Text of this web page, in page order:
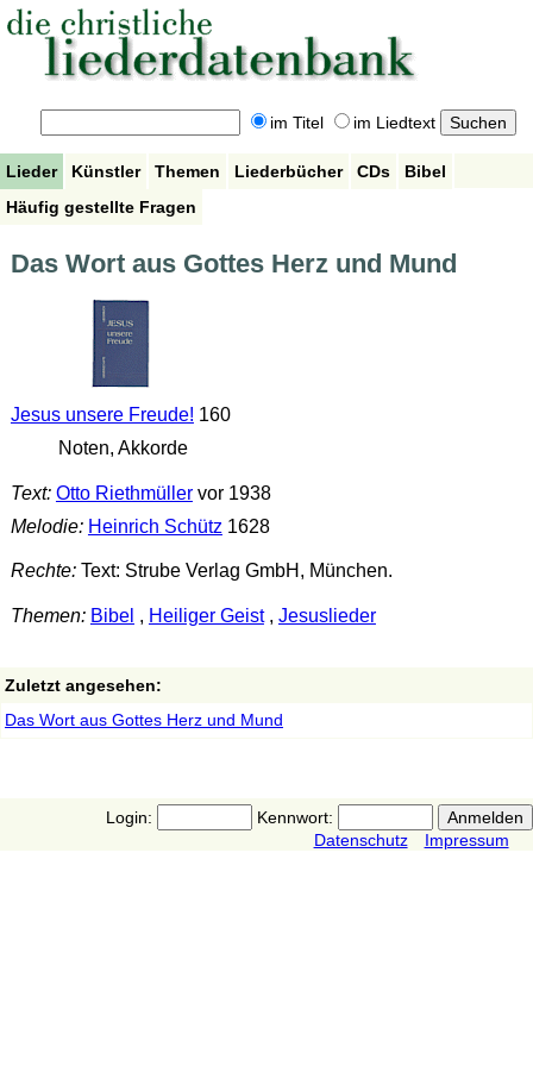
im Titel im Liedtext
Lieder Künstler Themen Liederbücher CDs
Bibel
Häufig gestellte Fragen
Das Wort aus Gottes Herz und Mund
Jesus unsere Freude! 160
Noten, Akkorde
Text: Otto Riethmüllervor 1938
Melodie: Heinrich Schütz 1628
Rechte:Text: Strube Verlag GmbH, München.
Themen: Bibel , Heiliger Geist, Jesuslieder
Zuletzt angesehen:
Das Wort aus Gottes Herz und Mund
Login:
Kennwort:
Datenschutz
Impressum